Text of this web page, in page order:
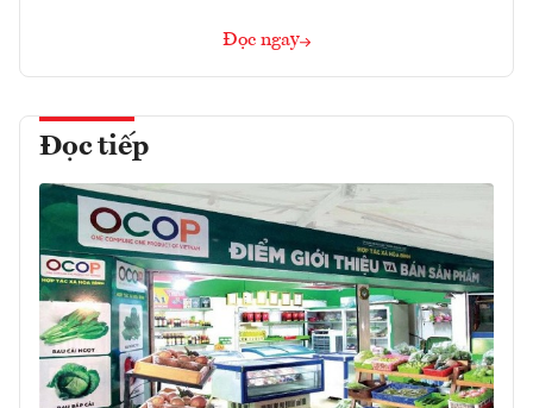
Đọc ngay
Đọc tiếp